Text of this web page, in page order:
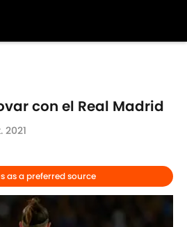
con el Real Madrid
2021
as a preferred source